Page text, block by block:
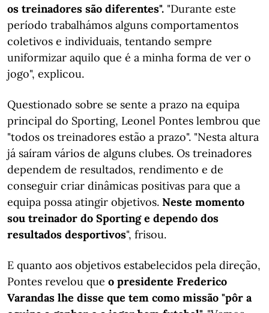
os treinadores são diferentes". "Durante este
período trabalhámos alguns comportamentos
coletivos e individuais, tentando sempre
uniformizar aquilo que é a minha forma de ver o
jogo", explicou.
Questionado sobre se sente a prazo na equipa
principal do Sporting, Leonel Pontes lembrou que
"todos os treinadores estão a prazo". "Nesta altura
já saíram vários de alguns clubes. Os treinadores
dependem de resultados, rendimento e de
conseguir criar dinâmicas positivas para que a
equipa possa atingir objetivos. Neste momento
sou treinador do Sporting e dependo dos
resultados desportivos", frisou.
E quanto aos objetivos estabelecidos pela direção,
Pontes revelou que o presidente Frederico
Varandas lhe disse que tem como missão "pôr a